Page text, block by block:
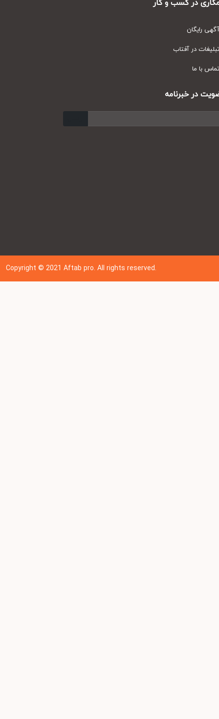
در کسب و کار
رایگان
در آفتاب
با ما
در خبرنامه
Copyright © 202 1Aftab pro. All rights reserved.